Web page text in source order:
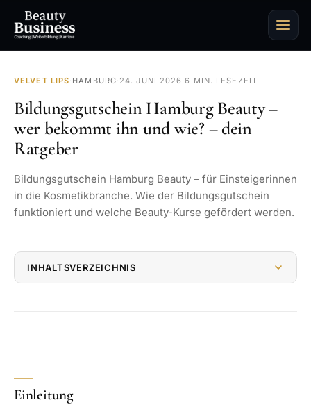
VELVET LIPS· HAMBURG· 24. JUNI 2026 ·6 MIN. LESEZEIT
Bildungsgutschein Hamburg Beauty –
wer bekommt ihn und wie? – dein
Ratgeber
Bildungsgutschein Hamburg Beauty – für Einsteigerinnen
in die Kosmetikbranche. Wie der Bildungsgutschein
funktioniert und welche Beauty-Kurse gefördert werden.
INHALTSVERZEICHNIS
Einleitung